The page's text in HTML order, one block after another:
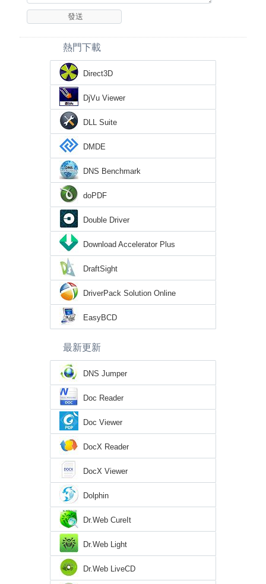
熱門下載
Direct3D
DjVu Viewer
DLL Suite
DMDE
DNS Benchmark
doPDF
Double Driver
Download Accelerator Plus
DraftSight
DriverPack Solution Online
EasyBCD
最新更新
DNS Jumper
Doc Reader
Doc Viewer
DocX Reader
DocX Viewer
Dolphin
Dr.Web CureIt
Dr.Web Light
Dr.Web LiveCD